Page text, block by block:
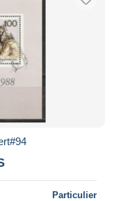
Particulier